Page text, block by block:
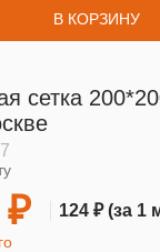
В КОРЗИНУ
сетка
₽ 124 ₽(за 1